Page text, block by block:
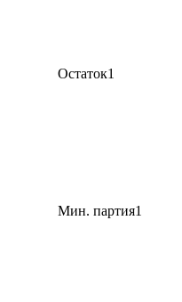
Остаток1
Мин. партия1